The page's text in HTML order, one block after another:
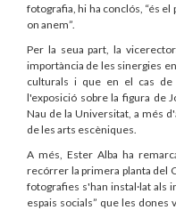
fotografia, hi ha conclós, “és
on anem”.
Per la seua part, la
importància de les sinergies
culturals i que en el cas
l'exposició sobre la figura de
Nau de la Universitat, a més
de les arts escèniques.
A més, Ester Alba ha
recórrer la primera planta del
fotografies s'han instal·lat als
espais socials” que les dones